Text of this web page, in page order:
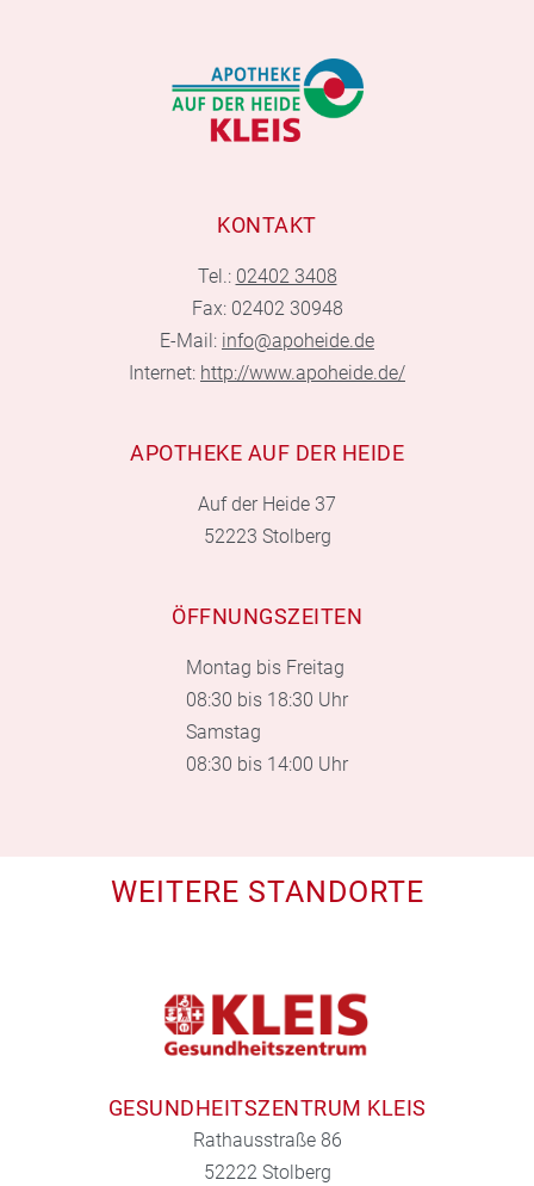
KONTAKT
Tel.: 02402 3408
Fax: 02402 30948
E-Mail: info@apoheide.de
Internet: http://www.apoheide.de/
APOTHEKE AUF DER HEIDE
Auf der Heide 37
52223 Stolberg
ÖFFNUNGSZEITEN
Montag bis Freitag
08:30 bis 18:30 Uhr
Samstag
08:30 bis 14:00 Uhr
WEITERE STANDORTE
GESUNDHEITSZENTRUM KLEIS
Rathausstraße 86
52222 Stolberg